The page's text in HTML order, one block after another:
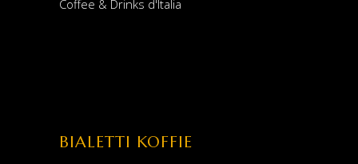
Coffee & Drinks d'Italia
BIALETTI KOFFIE